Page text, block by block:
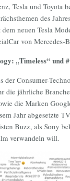
Tesla und Toyota
des
neuen Tesla
von Mercedes-
„Timeless“ und
der Consumer-
die jährliche
die Marken
Jahr abgesetzte
Buzz, als Sony
verwandeln will.